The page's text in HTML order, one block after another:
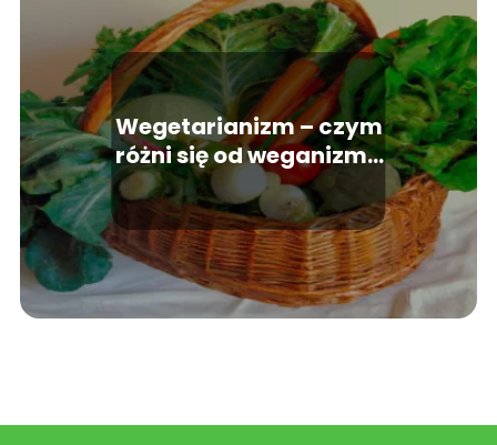
Wegetarianizm – czym
różni się od weganizmu
i jakie ma założenia?